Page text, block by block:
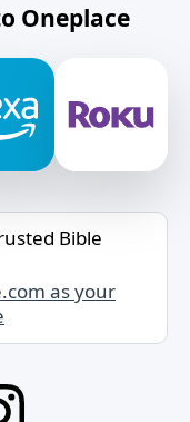
Oneplace
Bible
as your